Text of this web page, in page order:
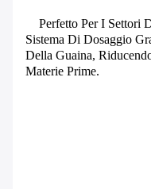
Perfetto Per I Settori
Sistema Di Dosaggio
Della Guaina,
Materie Prime.